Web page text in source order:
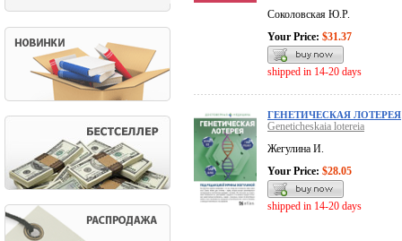
Соколовская Ю.Р.
Your Price: $31.37
shipped in 14-20 days
ГЕНЕТИЧЕСКАЯ ЛОТЕРЕЯ
Geneticheskaia lotereia
Жегулина И.
Your Price: $28.05
shipped in 14-20 days